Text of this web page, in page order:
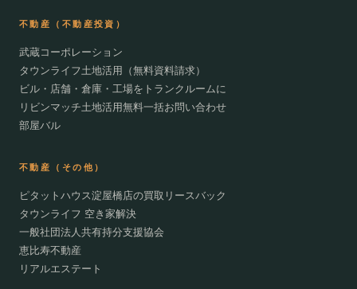
不動産（不動産投資）
武蔵コーポレーション
タウンライフ土地活用（無料資料請求）
ビル・店舗・倉庫・工場をトランクルームに
リビンマッチ土地活用無料一括お問い合わせ
部屋バル
不動産（その他）
ピタットハウス淀屋橋店の買取リースバック
タウンライフ 空き家解決
一般社団法人共有持分支援協会
恵比寿不動産
リアルエステート